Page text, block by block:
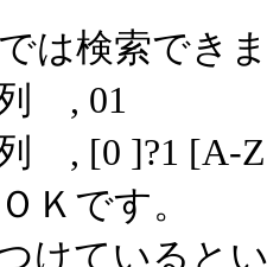
は検索でき
, 01
, [0 ]?1 [A-
Ｋです。
けていると